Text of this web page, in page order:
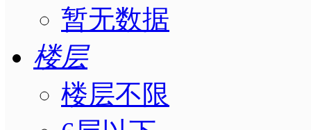
暂无数据
楼层
楼层不限